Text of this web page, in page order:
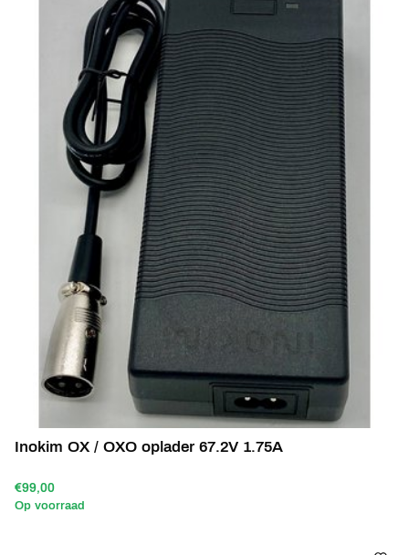
Inokim OX / OXO oplader 67.2V 1.75A
€99,00
Op voorraad